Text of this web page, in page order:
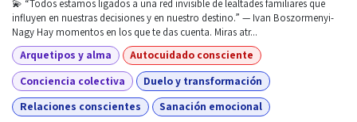
💫 “Todos estamos ligados a una red invisible de lealtades familiares que
influyen en nuestras decisiones y en nuestro destino.” — Ivan Boszormenyi-
Nagy Hay momentos en los que te das cuenta. Miras atr...
Arquetipos y alma
Autocuidado consciente
Conciencia colectiva
Duelo y transformación
Relaciones conscientes
Sanación emocional